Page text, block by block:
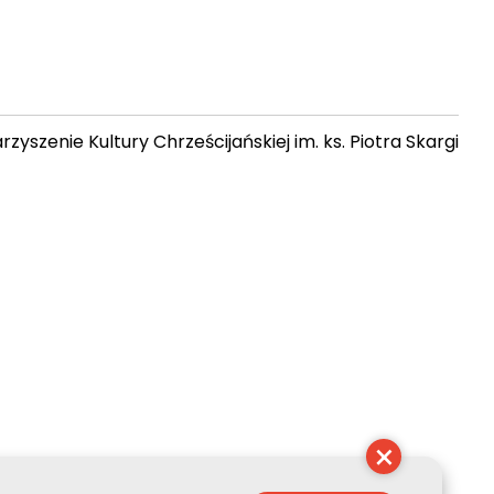
Kultury Chrześcijańskiej im. ks. Piotra Skargi
×